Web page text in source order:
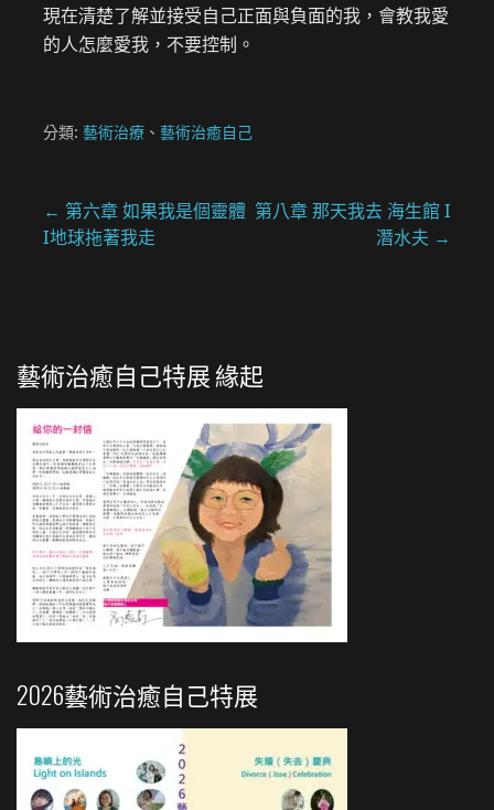
現在清楚了解並接受自己正面與負面的我，會教我愛
的人怎麼愛我，不要控制。
分類: 藝術治療 、 藝術治癒自己
文
覽
← 第六章 如果我是個靈體
I地球拖著我走
第八章 那天我去 海生館 I
潛水夫 →
藝術治癒自己特展 緣起
2026藝術治癒自己特展